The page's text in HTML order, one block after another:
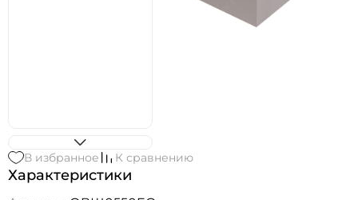
В избранное К сравнению
Характеристики